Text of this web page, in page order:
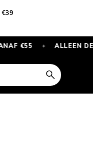
€39
✦ ALLEEN DEZE MAAND